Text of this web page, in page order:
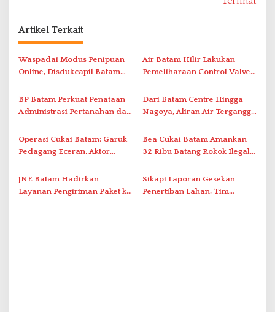
g
a
s
i
o
Artikel Terkait
Waspadai Modus Penipuan
Online, Disdukcapil Batam
Tatap Muka
Air Batam Hilir Lakukan
Pemeliharaan Control Valve,
BP Batam Perkuat Penataan
Administrasi Pertanahan dan
Dari Batam Centre Hingga
Nagoya, Aliran Air Terganggu
Duriangkang
Operasi Cukai Batam: Garuk
Pedagang Eceran, Aktor
Tersentuh?
Bea Cukai Batam Amankan
32 Ribu Batang Rokok Ilegal
JNE Batam Hadirkan
Layanan Pengiriman Paket ke
Sikapi Laporan Gesekan
Penertiban Lahan, Tim